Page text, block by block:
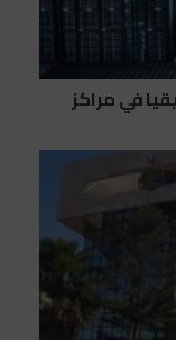
في مراكز